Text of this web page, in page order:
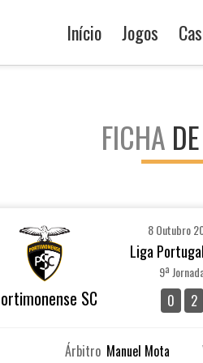
Início Jogos
FICHA
SC
8 Outubro
Liga
9ª
0 2
Árbitro Manuel Mota